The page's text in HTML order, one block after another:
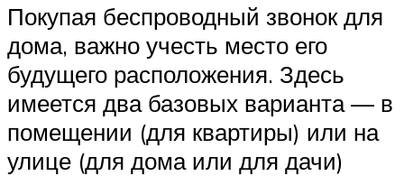
Покупая беспроводный звонок для
дома, важно учесть место его
будущего расположения. Здесь
имеется два базовых варианта — в
помещении (для квартиры) или на
улице (для дома или для дачи)